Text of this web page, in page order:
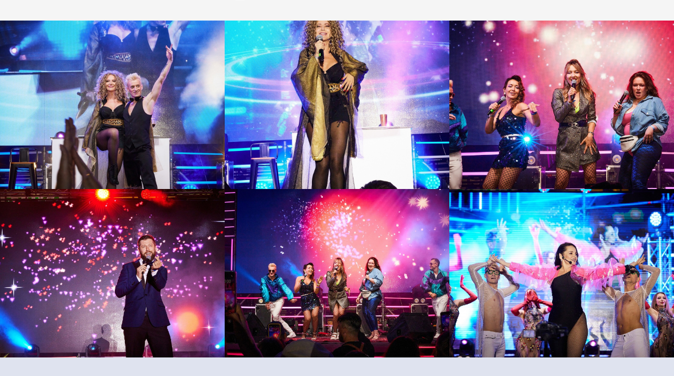
Content Oriented Web
Make great presentations, longreads, and landing pages, as well as photo stories, blogs, lookbooks, and all other kinds of content oriented projects.
354053, россия, краснодарский край, г. сочи, ул. фадеева, д. 5, кв. 22
инн 2320238493, огрн 1162366052705
8 800 700 93 20 (горячая линия) gastreet — international restaurant show
услуги оказывает общество с ограниченной ответственностью «сирокко»
договор оферта
оферта детского кемпа «гастритик»
политика обработки персональных данных
способы оплаты всегда на связи